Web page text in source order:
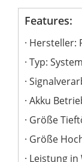
Features:
Hersteller:
Typ: System
Akku
Größe
Größe
Leistung in